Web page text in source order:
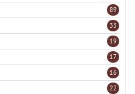
89
33
19
17
16
22